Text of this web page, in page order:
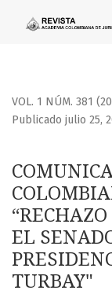
COMUNICADO
VOL. 1 NÚM. 381
EL
TURBAY"
Publicado julio 25,